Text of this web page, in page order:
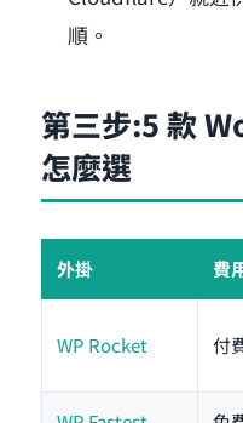
順。
第三步:5 款
怎麼選
外掛 費
WP Rocket 付